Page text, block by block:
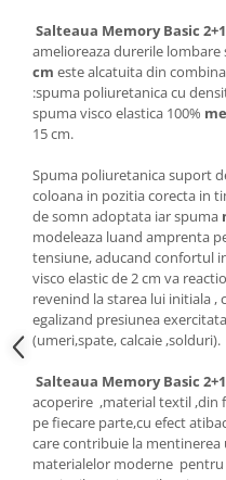
Salteaua Memory Basic
amelioreaza durerile lombare
cm este alcatuita din
:spuma poliuretanica cu
spuma visco elastica 100%
15 cm.
Spuma poliuretanica suport
coloana in pozitia corecta in
de somn adoptata iar spuma
modeleaza luand amprenta
tensiune, aducand confortul
visco elastic de 2 cm va
revenind la starea lui initiala ,
egalizand presiunea
(umeri,spate, calcaie ,solduri).
Salteaua Memory Basic
acoperire ,material textil ,din
pe fiecare parte,cu efect
care contribuie la
materialelor moderne